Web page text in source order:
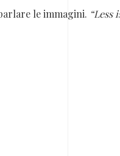
le immagini. “Less